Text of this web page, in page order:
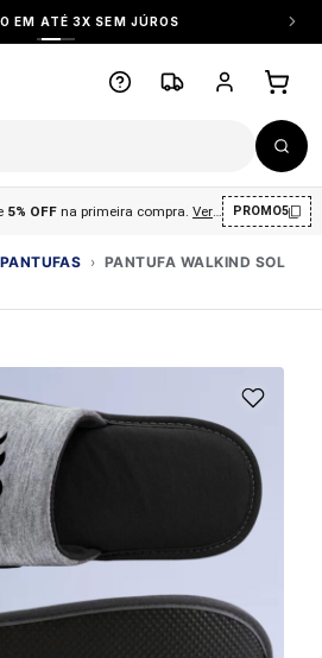
EM ATÉ 3X SEM JÚROS
5% OFF na primeira compra Ver condições .
PROMO5
PANTUFAS › PANTUFA WALKIND SOL